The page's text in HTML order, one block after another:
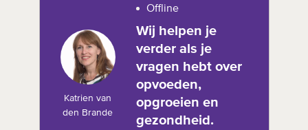
Katrien van
den Brande
Offline
Wij helpen je
verder als je
vragen hebt over
opvoeden,
opgroeien en
gezondheid.